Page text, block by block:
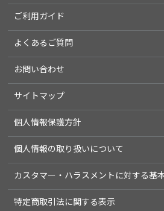
ご利用ガイド
よくあるご質問
お問い合わせ
サイトマップ
個人情報保護方針
個人情報の取り扱いについて
カスタマー・ハラスメントに対する基
特定商取引法に関する表示